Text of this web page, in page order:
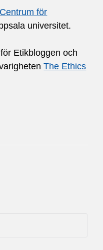
Centrum för
universitet.
Etikbloggen och
The Ethics